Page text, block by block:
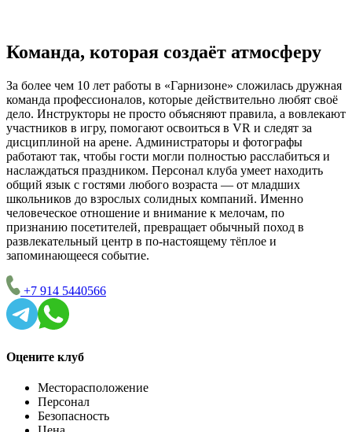
Команда, которая создаёт атмосферу
За более чем 10 лет работы в «Гарнизоне» сложилась дружная
команда профессионалов, которые действительно любят своё
дело. Инструкторы не просто объясняют правила, а вовлекают
участников в игру, помогают освоиться в VR и следят за
дисциплиной на арене. Администраторы и фотографы
работают так, чтобы гости могли полностью расслабиться и
наслаждаться праздником. Персонал клуба умеет находить
общий язык с гостями любого возраста — от младших
школьников до взрослых солидных компаний. Именно
человеческое отношение и внимание к мелочам, по
признанию посетителей, превращает обычный поход в
развлекательный центр в по-настоящему тёплое и
запоминающееся событие.
+7 914 5440566
Оцените клуб
Месторасположение
Персонал
Безопасность